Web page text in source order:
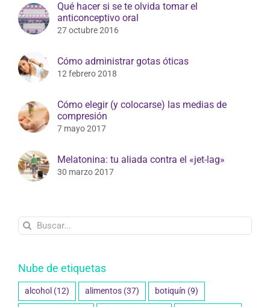
Qué hacer si se te olvida tomar el
anticonceptivo oral
27 octubre 2016
Cómo administrar gotas óticas
12 febrero 2018
Cómo elegir (y colocarse) las medias de
compresión
7 mayo 2017
Melatonina: tu aliada contra el «jet-lag»
30 marzo 2017
Buscar:
Nube de etiquetas
alcohol (12) alimentos (37) botiquín (9)